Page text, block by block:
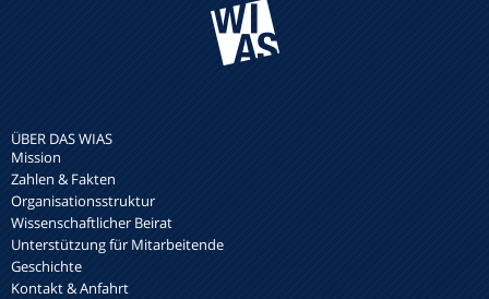
ÜBER DAS WIAS
Mission
Zahlen & Fakten
Organisationsstruktur
Wissenschaftlicher Beirat
Unterstützung für Mitarbeitende
Geschichte
Kontakt & Anfahrt